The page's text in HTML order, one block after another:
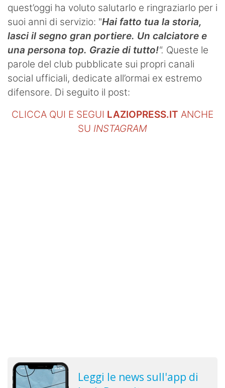
quest’oggi ha voluto salutarlo e ringraziarlo per i
suoi anni di servizio: "Hai fatto tua la storia,
lasci il segno gran portiere. Un calciatore e
una persona top. Grazie di tutto!". Queste le
parole del club pubblicate sui propri canali
social ufficiali, dedicate all’ormai ex estremo
difensore. Di seguito il post:
CLICCA QUI E SEGUI LAZIOPRESS.IT ANCHE
SU INSTAGRAM